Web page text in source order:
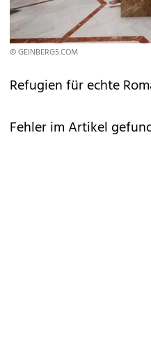
© GEINBERG5.COM
Refugien für echte
Fehler im Artikel